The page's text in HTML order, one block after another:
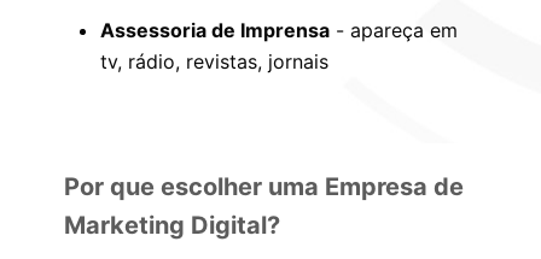
Assessoria de Imprensa - apareça em
tv, rádio, revistas, jornais
Por que escolher uma Empresa de
Marketing Digital?